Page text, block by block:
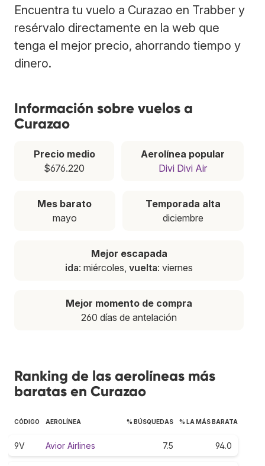
Encuentra tu vuelo a Curazao en Trabber y
resérvalo directamente en la web que
tenga el mejor precio, ahorrando tiempo y
dinero.
Información sobre vuelos a
Curazao
Precio medio
$676.220
Aerolínea popular
Divi Divi Air
Mes barato
mayo
Temporada alta
diciembre
Mejor escapada
ida: miércoles, vuelta: viernes
Mejor momento de compra
260 días de antelación
Ranking de las aerolíneas más
baratas en Curazao
CÓDIGO AEROLÍNEA % BÚSQUEDAS % LA MÁS BARATA
9V Avior Airlines 7.5 94.0